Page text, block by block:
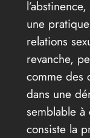
une
relations
revanche,
comme des
dans une
semblable à
consiste la